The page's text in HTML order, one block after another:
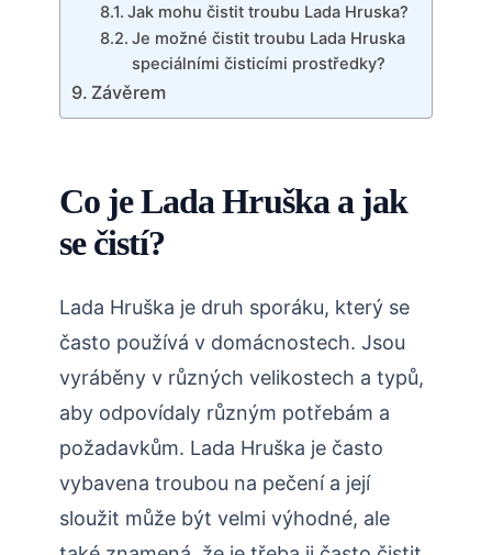
Jak mohu čistit troubu Lada Hruska?
Je možné čistit troubu Lada Hruska
speciálními čisticími prostředky?
Závěrem
Co je Lada Hruška a jak
se čistí?
Lada Hruška je druh sporáku, který se
často používá v domácnostech. Jsou
vyráběny v různých velikostech a typů,
aby odpovídaly různým potřebám a
požadavkům. Lada Hruška je často
vybavena troubou na pečení a její
sloužit může být velmi výhodné, ale